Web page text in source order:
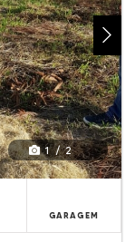
1 / 2
GARAGEM